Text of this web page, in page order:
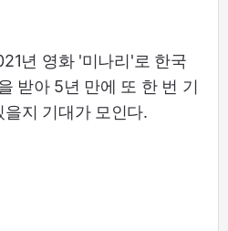
년 영화 '미나리'로 한국
받아 5년 만에 또 한 번 기
지 기대가 모인다.